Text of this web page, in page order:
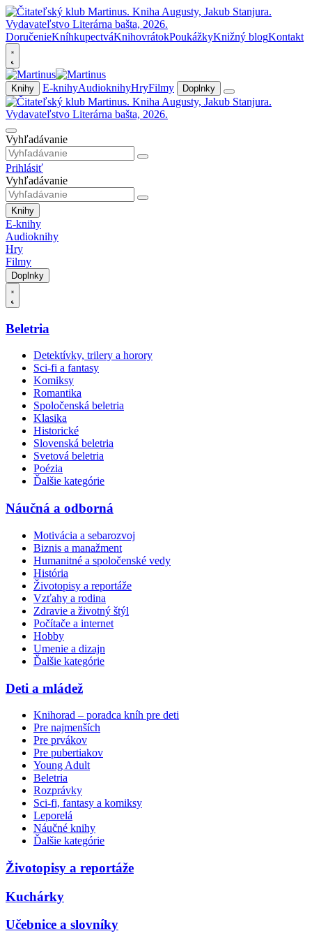
DoručenieKníhkupectváKnihovrátokPoukážkyKnižný blogKontakt
Knihy E-knihyAudioknihyHryFilmy Doplnky
Vyhľadávanie
Prihlásiť
Vyhľadávanie
Knihy
E-knihy
Audioknihy
Hry
Filmy
Doplnky
Beletria
Detektívky, trilery a horory
Sci-fi a fantasy
Komiksy
Romantika
Spoločenská beletria
Klasika
Historické
Slovenská beletria
Svetová beletria
Poézia
Ďalšie kategórie
Náučná a odborná
Motivácia a sebarozvoj
Biznis a manažment
Humanitné a spoločenské vedy
História
Životopisy a reportáže
Vzťahy a rodina
Zdravie a životný štýl
Počítače a internet
Hobby
Umenie a dizajn
Ďalšie kategórie
Deti a mládež
Knihorad – poradca kníh pre deti
Pre najmenších
Pre prvákov
Pre pubertiakov
Young Adult
Beletria
Rozprávky
Sci-fi, fantasy a komiksy
Leporelá
Náučné knihy
Ďalšie kategórie
Životopisy a reportáže
Kuchárky
Učebnice a slovníky